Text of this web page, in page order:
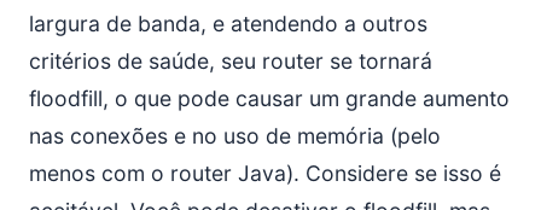
largura de banda, e atendendo a outros
critérios de saúde, seu router se tornará
floodfill, o que pode causar um grande aumento
nas conexões e no uso de memória (pelo
menos com o router Java). Considere se isso é